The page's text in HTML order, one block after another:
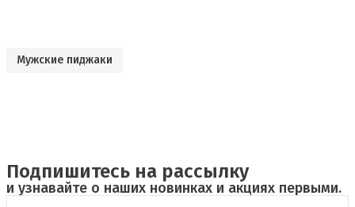
Мужские пиджаки
Подпишитесь на рассылку
и узнавайте о наших новинках и акциях первыми.